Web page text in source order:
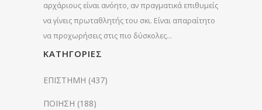
αρχάριους είναι ανόητο, αν πραγματικά επιθυμείς
να γίνεις πρωταθλητής του σκι. Είναι απαραίτητο
να προχωρήσεις στις πιο δύσκολες…
KΑΤΗΓΟΡΊΕΣ
ΕΠΙΣΤΗΜΗ (437)
ΠΟΙΗΣΗ (188)